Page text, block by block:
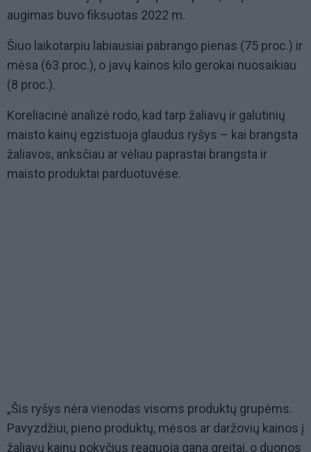
augimas buvo fiksuotas 2022 m.
Šiuo laikotarpiu labiausiai pabrango pienas (75 proc.) ir
mėsa (63 proc.), o javų kainos kilo gerokai nuosaikiau
(8 proc.).
Koreliacinė analizė rodo, kad tarp žaliavų ir galutinių
maisto kainų egzistuoja glaudus ryšys – kai brangsta
žaliavos, anksčiau ar vėliau paprastai brangsta ir
maisto produktai parduotuvėse.
„Šis ryšys nėra vienodas visoms produktų grupėms.
Pavyzdžiui, pieno produktų, mėsos ar daržovių kainos į
žaliavų kainų pokyčius reaguoja gana greitai, o duonos